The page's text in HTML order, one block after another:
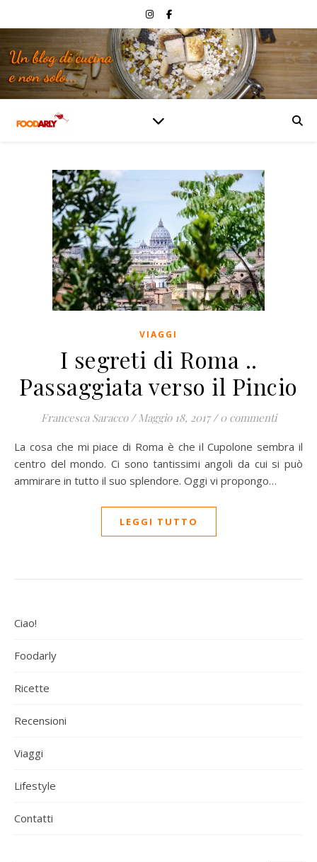
VIAGGI
I segreti di Roma ..
Passaggiata verso il Pincio
Francesca Saracco / Maggio 18, 2017 / 0 commenti
La cosa che mi piace di Roma è che il Cupolone sembra il
centro del mondo. Ci sono tantissimi angoli da cui si può
ammirare in tutto il suo splendore. Oggi vi propongo…
LEGGI TUTTO
Ciao!
Foodarly
Ricette
Recensioni
Viaggi
Lifestyle
Contatti